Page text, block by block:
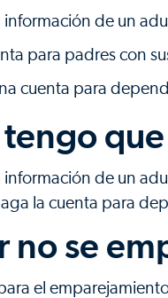
información de un
para padres con
cuenta para
información de un
la cuenta para
no se
el